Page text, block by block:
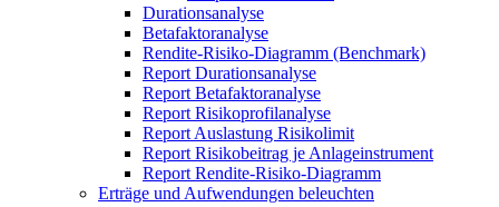
Durationsanalyse
Betafaktoranalyse
Rendite-Risiko-Diagramm (Benchmark)
Report Durationsanalyse
Report Betafaktoranalyse
Report Risikoprofilanalyse
Report Auslastung Risikolimit
Report Risikobeitrag je Anlageinstrument
Report Rendite-Risiko-Diagramm
Erträge und Aufwendungen beleuchten